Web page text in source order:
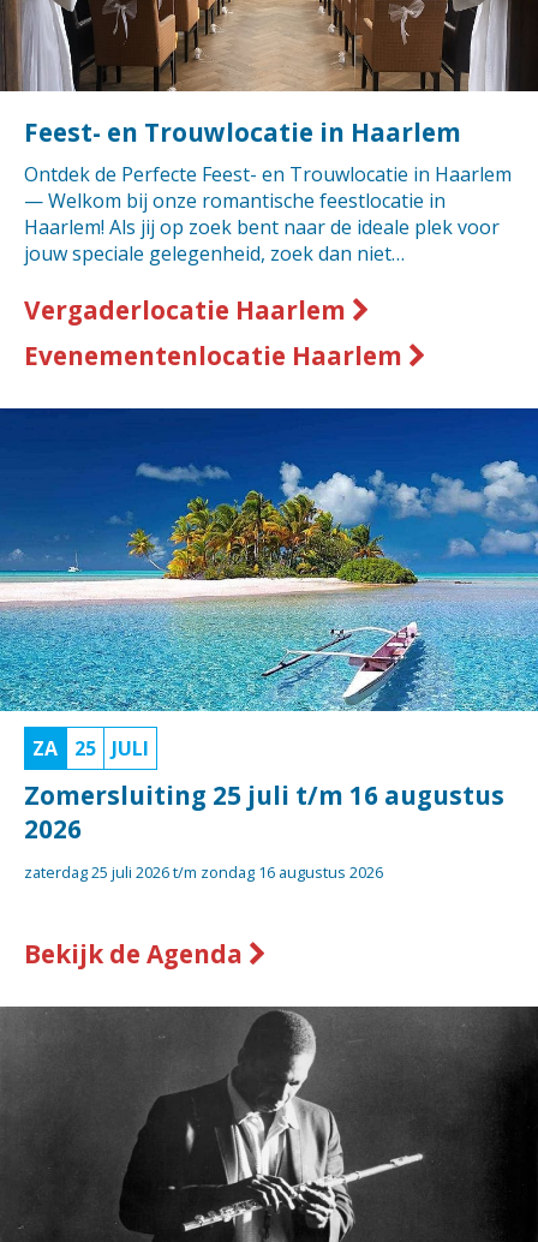
Feest- en Trouwlocatie in Haarlem
Ontdek de Perfecte Feest- en Trouwlocatie in Haarlem
— Welkom bij onze romantische feestlocatie in
Haarlem! Als jij op zoek bent naar de ideale plek voor
jouw speciale gelegenheid, zoek dan niet…
Vergaderlocatie Haarlem
Evenementenlocatie Haarlem
ZA 25 JULI
Zomersluiting 25 juli t/m 16 augustus
2026
zaterdag 25 juli 2026 t/m zondag 16 augustus 2026
Bekijk de Agenda